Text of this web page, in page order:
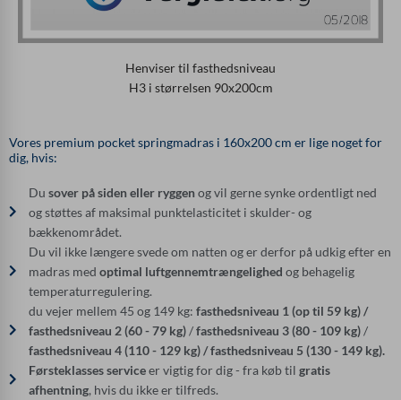
Henviser til fasthedsniveau
H3 i størrelsen 90x200cm
Vores premium pocket springmadras i 160x200 cm er lige noget for
dig, hvis:
Dusover på siden eller ryggen og vil gerne synke ordentligt ned
og støttes af maksimal punktelasticitet i skulder- og
bækkenområdet.
Du vil ikke længere svede om natten og er derfor på udkig efter en
madras medoptimal luftgennemtrængelighed og behagelig
temperaturregulering.
du vejer mellem 45 og 149 kg:fasthedsniveau 1 (op til 59 kg) /
fasthedsniveau 2 (60 - 79 kg)/fasthedsniveau 3 (80 - 109 kg)/
fasthedsniveau 4 (110 - 129 kg) / fasthedsniveau 5 (130 - 149 kg).
Førsteklasses serviceer vigtig for dig - fra køb tilgratis
afhentning, hvis du ikke er tilfreds.